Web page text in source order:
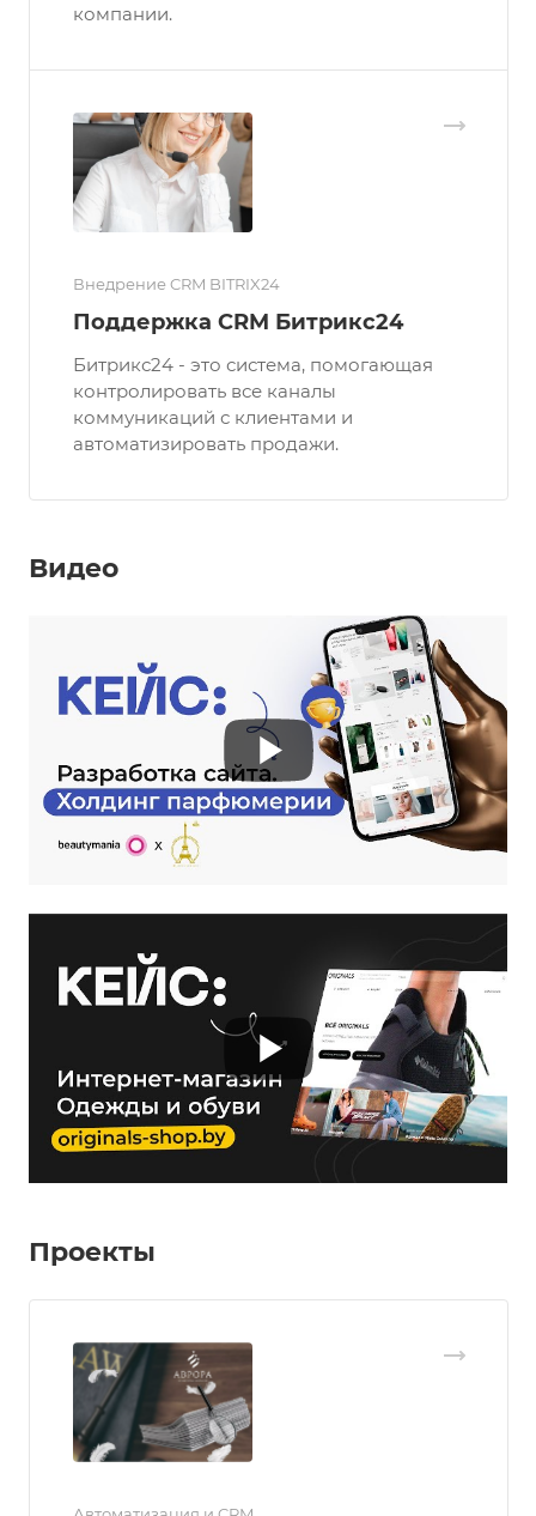
компании.
Внедрение CRM BITRIX24
Поддержка CRM Битрикс24
Битрикс24 - это система, помогающая
контролировать все каналы
коммуникаций с клиентами и
автоматизировать продажи.
Видео
Проекты